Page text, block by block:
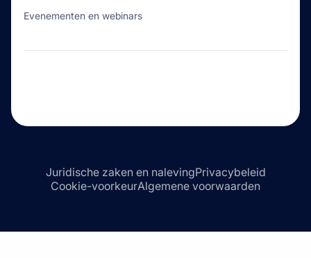
Evenementen en webinars
Juridische zaken en nalevingPrivacybeleid
Cookie-voorkeurAlgemene voorwaarden